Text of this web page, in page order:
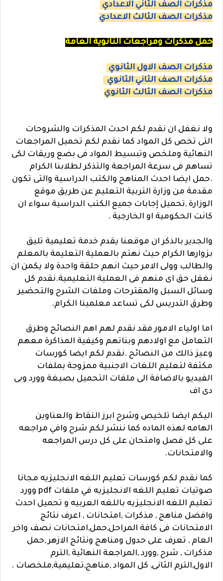
مذكرات الصف الثاني الاعدادي
مذكرات الصف الثالث الاعدادي
حمل مذكرات ومراجعات الثانوية العامة
مذكرات الصف الاول الثانوي
مذكرات الصف الثاني الثانوي
مذكرات الصف الثالث الثانوي
ولا نغفل ان نقدم لكم احدث المذكرات والشروحات
التى تخص كل المواد كما نقدم لكم تحميل المراجعات
النهائية وملخص وتبسيط المواد فى بضع وريقات لكى
تساهم فى سرعة المراجعة والتذكر لطلابنا الكرام
.حمل ايضا احدث المناهج والكتب الدراسية والتى تكون
مقدمة من وزارة التربية التعليم عن طريق موقع
الوزارة ,تحميل إجابات جميع الكتب الدراسية سواء ان
كانت الحكومية او الخارجية .
والجدير بالذكر ان موقعنا يقدم خدمة تعليمية تليق
بزوارها الكرام حيث نهتم بالعملية التعليمة بالمعلم
والطالب وولى الامر حيث انهم حلقة واحدة ولا يكمن ان
نغفل حق اى منهم فى العملية التعليمية.نقدم كل
وسائل السبل والمقترحات وملفات الشرح والتحضير
وطرق التدريس لكى تساعد معلمينا الكرام.
اما اولياء الامور فقد نقدم لهم اهم النصائح وطرق
التعامل مع اولادهم وبناتهم وكيفية المذاكرة معهم
وعيز ذالك من النصائح .نقدم لكم ايضا كورسات
مكثفة لتعليم اللغات الاجنبية ممزوجة بملفات
الفيديو بالاضافة الى ملفات التحميل بصيغة وورد وبى
دى اف
اليكم ايضا تلخيص وشرح ابرز النقاط والعناوين
الهامه لهذه الماده كما ننشر لكم شرح وافي مراجعه
على كل فصل وامتحان على كل درس المراجعه
والامتحانات.
كما نقدم لكم كورسات تعليم اللغه الانجليزيه مجانا
صوتيات تعليم اللغه الانجليزيه في ملفات pdf وورد
تعليم اللغه الانجليزيه باللغه العربيه و تحميل احدث
وافضل مناهج , مذكرات ,امتحانات , اعرف نتائج
الامتحانات فى كافة المراحل,حمل,امتحانات نصف واخر
العام , تعرف على حدول ومناهج ونتائج الازهر ,حمل
مذكرات , شرح ,وورد ,المراجعة النهائية ,الترم
الاول,الترم الثانى, كل المواد ,مناهج,تعليمية,ملخصات .